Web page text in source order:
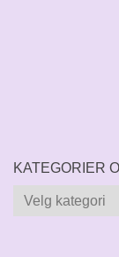
KATEGORIER
Kategorier